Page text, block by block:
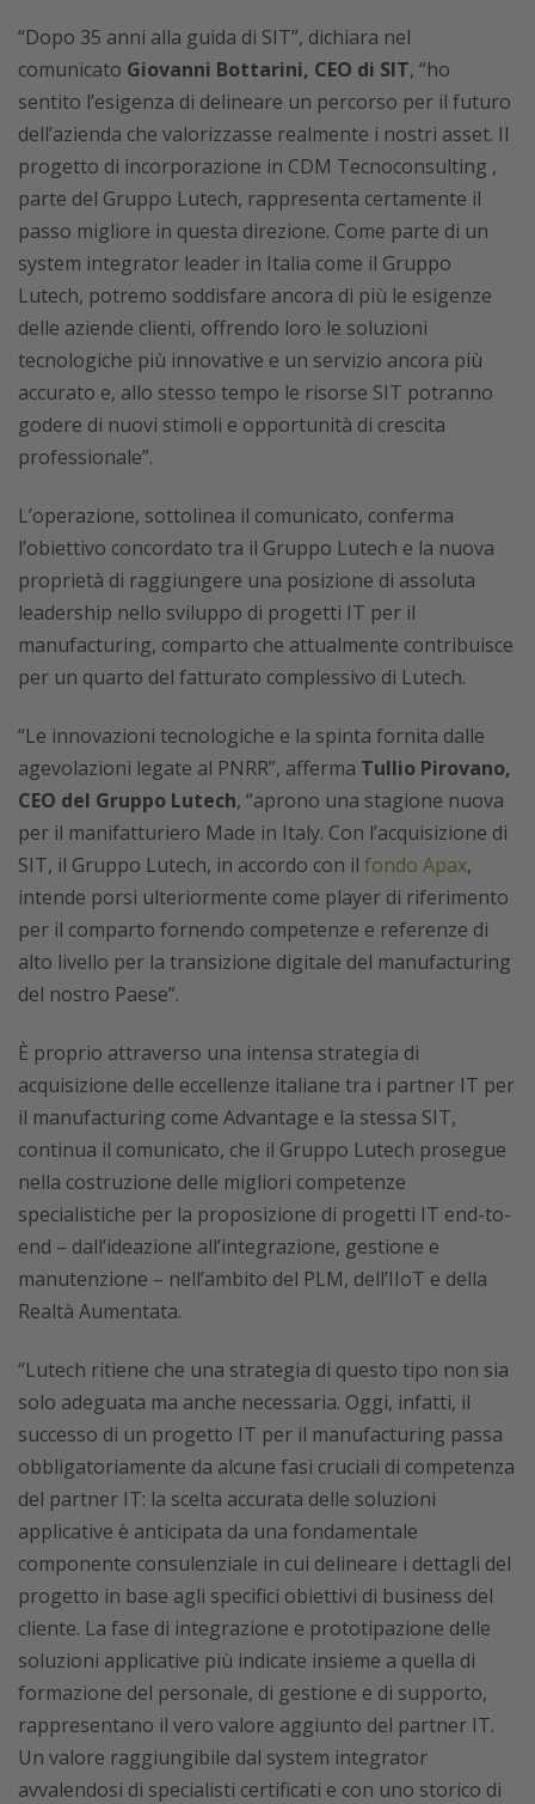
“Dopo 35 anni alla guida di SIT”, dichiara nel
comunicato Giovanni Bottarini, CEO di SIT, “ho
sentito l’esigenza di delineare un percorso per il futuro
dell’azienda che valorizzasse realmente i nostri asset. Il
progetto di incorporazione in CDM Tecnoconsulting ,
parte del Gruppo Lutech, rappresenta certamente il
passo migliore in questa direzione. Come parte di un
system integrator leader in Italia come il Gruppo
Lutech, potremo soddisfare ancora di più le esigenze
delle aziende clienti, offrendo loro le soluzioni
tecnologiche più innovative e un servizio ancora più
accurato e, allo stesso tempo le risorse SIT potranno
godere di nuovi stimoli e opportunità di crescita
professionale”.
L’operazione, sottolinea il comunicato, conferma
l’obiettivo concordato tra il Gruppo Lutech e la nuova
proprietà di raggiungere una posizione di assoluta
leadership nello sviluppo di progetti IT per il
manufacturing, comparto che attualmente contribuisce
per un quarto del fatturato complessivo di Lutech.
“Le innovazioni tecnologiche e la spinta fornita dalle
agevolazioni legate al PNRR”, afferma Tullio Pirovano,
CEO del Gruppo Lutech, “aprono una stagione nuova
per il manifatturiero Made in Italy. Con l’acquisizione di
SIT, il Gruppo Lutech, in accordo con il fondo Apax,
intende porsi ulteriormente come player di riferimento
per il comparto fornendo competenze e referenze di
alto livello per la transizione digitale del manufacturing
del nostro Paese”.
È proprio attraverso una intensa strategia di
acquisizione delle eccellenze italiane tra i partner IT per
il manufacturing come Advantage e la stessa SIT,
continua il comunicato, che il Gruppo Lutech prosegue
nella costruzione delle migliori competenze
specialistiche per la proposizione di progetti IT end-to-
end – dall’ideazione all’integrazione, gestione e
manutenzione – nell’ambito del PLM, dell’IIoT e della
Realtà Aumentata.
“Lutech ritiene che una strategia di questo tipo non sia
solo adeguata ma anche necessaria. Oggi, infatti, il
successo di un progetto IT per il manufacturing passa
obbligatoriamente da alcune fasi cruciali di competenza
del partner IT: la scelta accurata delle soluzioni
applicative è anticipata da una fondamentale
componente consulenziale in cui delineare i dettagli del
progetto in base agli specifici obiettivi di business del
cliente. La fase di integrazione e prototipazione delle
soluzioni applicative più indicate insieme a quella di
formazione del personale, di gestione e di supporto,
rappresentano il vero valore aggiunto del partner IT.
Un valore raggiungibile dal system integrator
avvalendosi di specialisti certificati e con uno storico di